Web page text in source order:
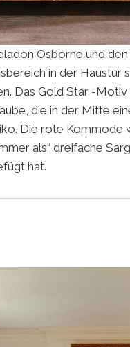
Osborne und
in der
Das Gold Star -
die in der Mitte
Die rote Kommode
als“ dreifache
hat.